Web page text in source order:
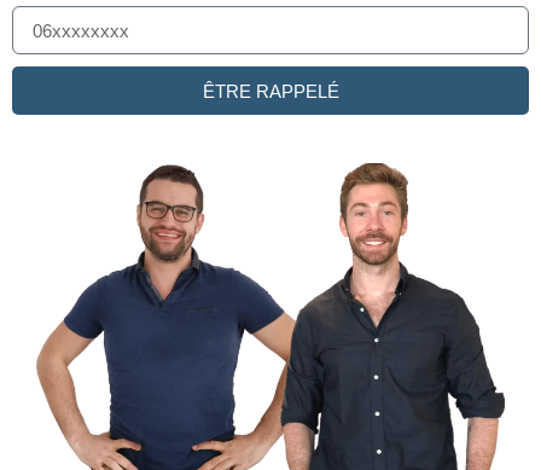
ÊTRE RAPPELÉ